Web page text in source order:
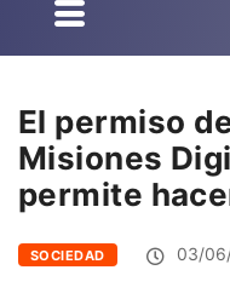
El permiso
Misiones
permite
SOCIEDAD 03/